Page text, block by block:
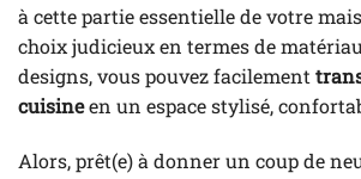
à cette partie essentielle de votre
choix judicieux en termes de
designs, vous pouvez facilement
cuisineen un espace stylisé,
Alors, prêt(e) à donner un coup de